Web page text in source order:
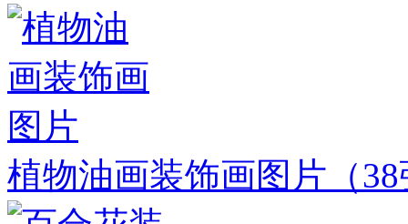
植物油画装饰画图片 （